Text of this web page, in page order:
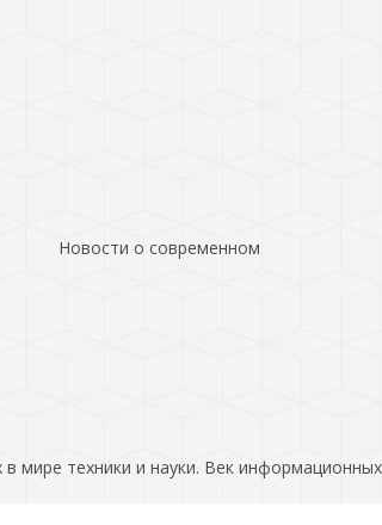
Новости о современном
мире техники и науки. Век